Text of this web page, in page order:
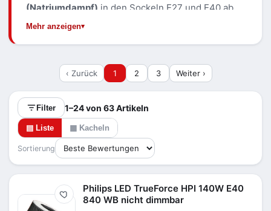
(Natriumdampf) in den Sockeln E27 und E40 ab.
Sie erhalten hohe Lichtströme bis 13.000 lm bei
Direktbetrieb oder Betrieb am vorhandenen
Vorschaltgerät).
Mehr anzeigen
‹ Zurück 1 2 3 Weiter ›
Filter 1–24 von 63 Artikeln
▤ Liste ▦ Kacheln
Sortierung
Merken
Philips LED TrueForce HPI 140W E40
840 WB nicht dimmbar